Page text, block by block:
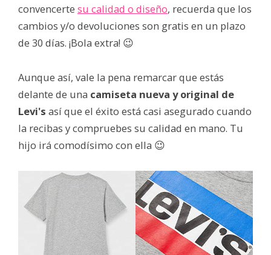
convencerte su calidad o diseño, recuerda que los
cambios y/o devoluciones son gratis en un plazo
de 30 días. ¡Bola extra! 😉
Aunque así, vale la pena remarcar que estás
delante de una camiseta nueva y original de
Levi's así que el éxito está casi asegurado cuando
la recibas y compruebes su calidad en mano. Tu
hijo irá comodísimo con ella 😉